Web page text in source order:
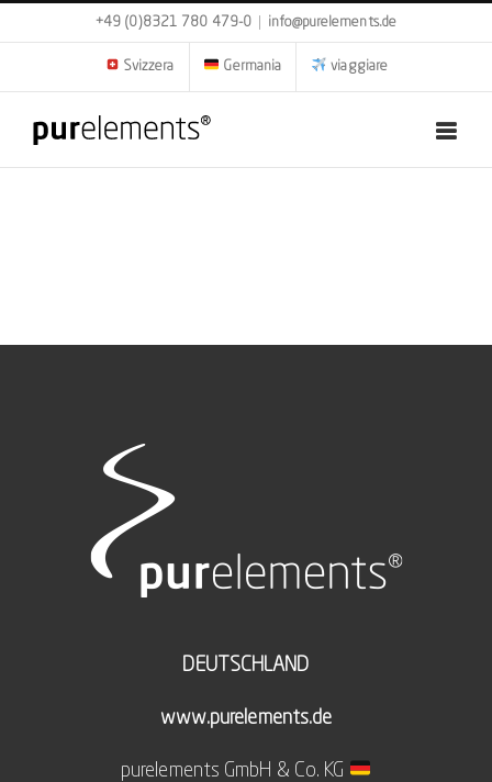
to
+49 (0)8321 780 479-0 info@purelements.de
Svizzera Germania viaggiare
DEUTSCHLAND
www.purelements.de
purelements GmbH & Co. KG